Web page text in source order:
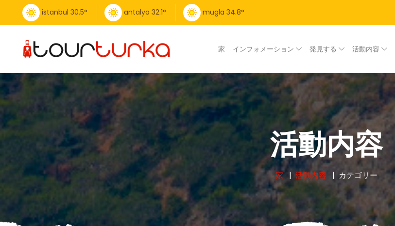
istanbul 30.5° antalya 32.1° mugla 34.8°
家 インフォメーション 発見する 活動内容
活動内容
家 活動内容 カテゴリー